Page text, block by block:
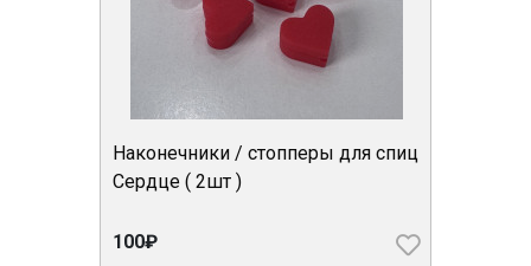
Наконечники / стопперы для спиц
Сердце ( 2шт )
100₽